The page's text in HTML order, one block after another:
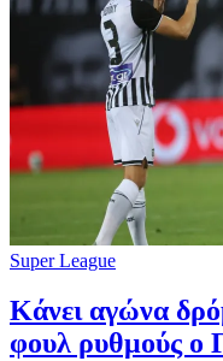
Super League
Kάνει αγώνα
φουλ ρυθμούς ο